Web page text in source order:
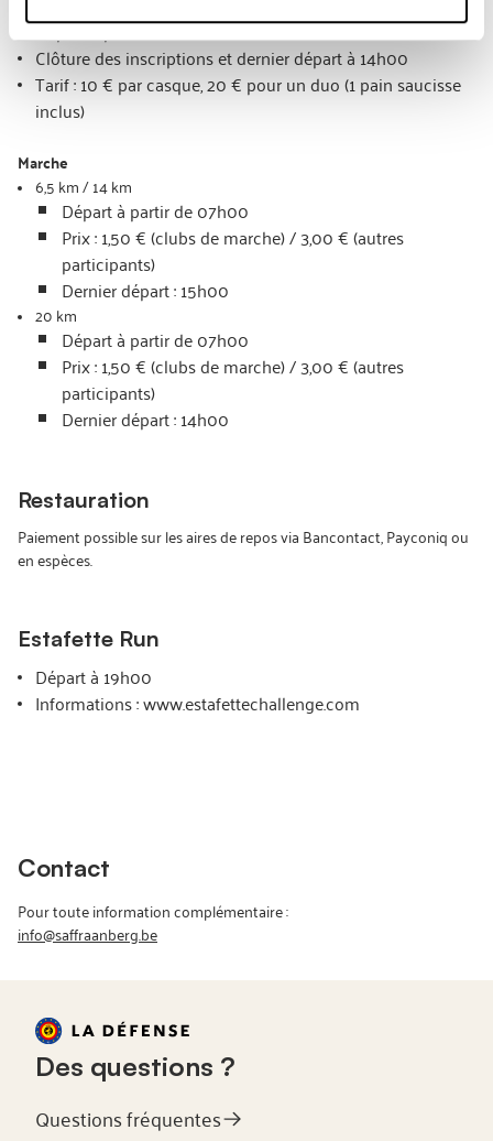
Départ à partir de 08h00
Clôture des inscriptions et dernier départ à 14h00
Tarif : 10 € par casque, 20 € pour un duo (1 pain saucisse
inclus)
Marche
6,5 km / 14 km
Départ à partir de 07h00
Prix : 1,50 € (clubs de marche) / 3,00 € (autres
participants)
Dernier départ : 15h00
20 km
Départ à partir de 07h00
Prix : 1,50 € (clubs de marche) / 3,00 € (autres
participants)
Dernier départ : 14h00
Restauration
Paiement possible sur les aires de repos via Bancontact, Payconiq ou
en espèces.
Estafette Run
Départ à 19h00
Informations : www.estafettechallenge.com
Contact
Pour toute information complémentaire :
info@saffraanberg.be
Des questions ?
Questions fréquentes